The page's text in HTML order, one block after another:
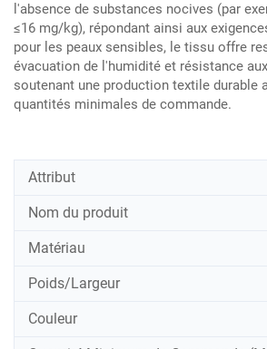
l'absence de substances nocives (par
≤16 mg/kg), répondant ainsi aux
pour les peaux sensibles, le tissu offre
évacuation de l'humidité et résistance
soutenant une production textile durable
quantités minimales de commande.
Attribut
Nom du produit
Matériau
Poids/Largeur
Couleur